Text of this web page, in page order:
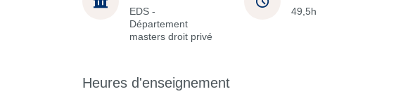
EDS -
Département
masters droit privé
49,5h
Heures d'enseignement